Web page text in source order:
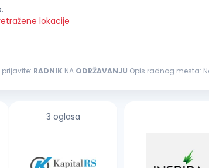
lokacije
RADNIK NA ODRŽAVANJU Opis radnog mesta: Na osnovu dnevnog naloga šefa održavanja priprema odgovarajući alat i sredstva za proizvodnju Vrši
3 oglasa